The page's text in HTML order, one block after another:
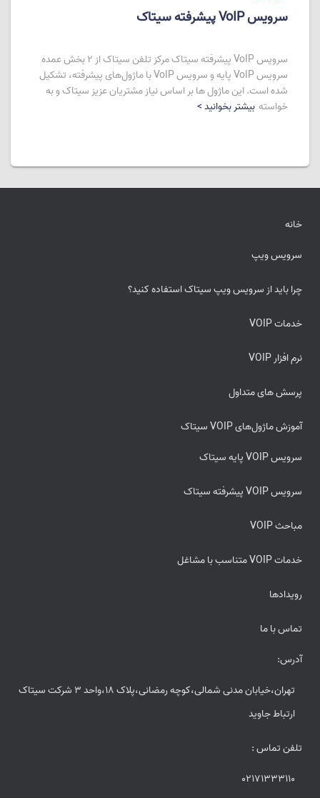
سرویس VoIP پیشرفته سیتاک
سرویس VoIP پیشرفته سیتاک مرکز تلفن سیتاک از 2 بخش عمده
سرویس VoIP پایه و سرویس VoIP با ماژول‌های پیشرفته، تشکیل
شده است. این ماژول ها بر اساس نیاز مشتریان عزیز سیتاک و به
خواسته بیشتر بخوانید >
خانه
سرویس ویپ
چرا باید از سرویس ویپ سیتاک استفاده کنید؟
خدمات VOIP
نرم افزار VOIP
پرسش های متداول
آموزش ماژول‌های VOIP سیتاک
سرویس VOIP پایه سیتاک
سرویس VOIP پیشرفته سیتاک
مباحث VOIP
خدمات VOIP متناسب با مشاغل
رویدادها
تماس با ما
آدرس:
تهران،خیابان مدنی شمالی،کوچه رمضانی،پلاک 18،واحد 3 شرکت سیتاک
ارتباط جاوید
تلفن تماس :
02171333110